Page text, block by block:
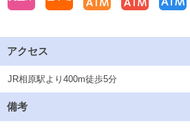
アクセス
JR相原駅より400m徒歩5分
備考